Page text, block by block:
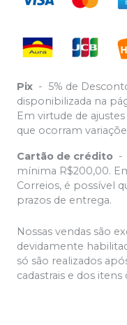
Pix - 5% de
disponibilizada na
Em virtude de
que ocorram
Cartão de crédito -
mínima R$200,00.
Correios, é possível
prazos de entrega.
Nossas vendas são
devidamente
só são realizados
cadastrais e dos